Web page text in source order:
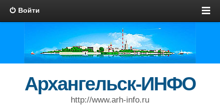
Войти
Архангельск-ИНФО
http://www.arh-info.ru